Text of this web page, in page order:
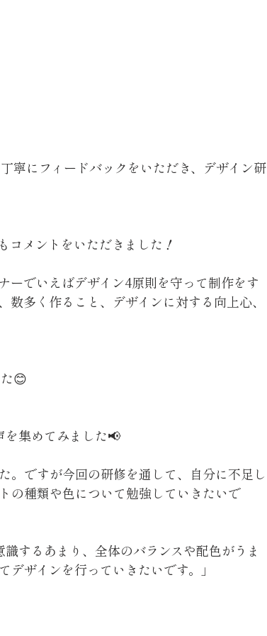
寧にフィードバックをいただき、デザイン研
コメントをいただきました！
ーでいえばデザイン4原則を守って制作をす
数多く作ること、デザインに対する向上心、
😊
を集めてみました📢
。ですが今回の研修を通して、自分に不足し
の種類や色について勉強していきたいで
するあまり、全体のバランスや配色がうま
デザインを行っていきたいです。」